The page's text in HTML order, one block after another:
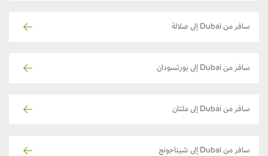
سافر من Dubai إلى صلالة
سافر من Dubai إلى بورتسودان
سافر من Dubai إلى ملتان
سافر من Dubai إلى شيتاجونج